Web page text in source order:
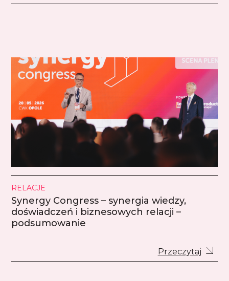
RELACJE
Synergy Congress – synergia wiedzy,
doświadczeń i biznesowych relacji –
podsumowanie
Przeczytaj